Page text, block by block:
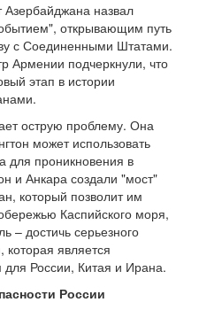
назвал
открывающим путь
с Соединенными Штатами.
Армении подчеркнули, что
этап в истории
острую проблему. Она
может использовать
для проникновения в
и Анкара создали "мост"
который позволит им
Каспийского моря,
– достичь серьезного
является
России, Китая и Ирана.
России